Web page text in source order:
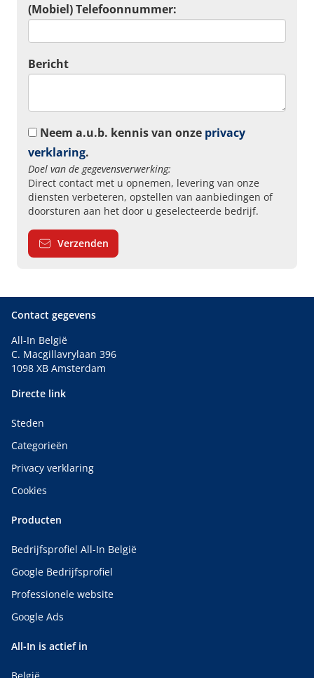
(Mobiel) Telefoonnummer:
Bericht
Neem a.u.b. kennis van onze privacy
verklaring.
Doel van de gegevensverwerking:
Direct contact met u opnemen, levering van onze
diensten verbeteren, opstellen van aanbiedingen of
doorsturen aan het door u geselecteerde bedrijf.
Verzenden
Contact gegevens
All-In België
C. Macgillavrylaan 396
1098 XB Amsterdam
Directe link
Steden
Categorieën
Privacy verklaring
Cookies
Producten
Bedrijfsprofiel All-In België
Google Bedrijfsprofiel
Professionele website
Google Ads
All-In is actief in